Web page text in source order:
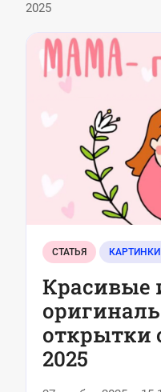
2025
СТАТЬЯ
Красивые
открытки
2025